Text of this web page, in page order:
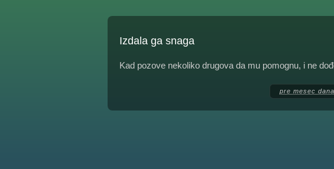
Izdala ga snaga
Kad pozove nekoliko drugova da mu pomognu, i ne
pre mesec dana